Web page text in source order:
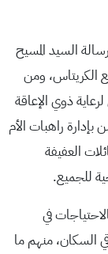
السيد المسيح
الكريتاس، ومن
ذوي الإعاقة
راهبات الأم
العفيفة
للجميع.
في
السكان، منهم ما